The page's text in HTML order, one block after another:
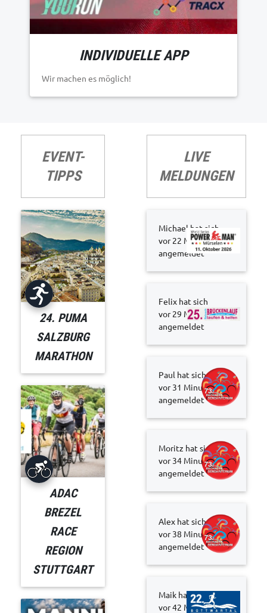
INDIVIDUELLE APP
Wir machen es möglich!
EVENT-
TIPPS
24. PUMA
SALZBURG
MARATHON
ADAC
BREZEL
RACE
REGION
STUTTGART
LIVE
MELDUNGEN
Michael hat sich
vor 22 Minuten
angemeldet
Felix hat sich
vor 29 Minuten
angemeldet
Paul hat sich
vor 31 Minuten
angemeldet
Moritz hat sich
vor 34 Minuten
angemeldet
Alex hat sich
vor 38 Minuten
angemeldet
Maik hat sich
vor 42 Minuten